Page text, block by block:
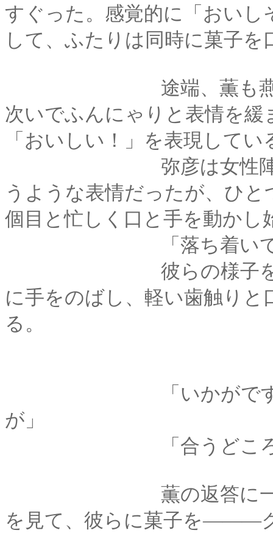
すぐった。感覚的に「おい
して、ふたりは同時に菓子を
途端、薫も燕も驚い
次いでふんにゃりと表情を
「おいしい！」を表現して
弥彦は女性陣の反応
うような表情だったが、ひ
個目と忙しく口と手を動かし
「落ち着いて食べな
彼らの様子を笑って
に手をのばし、軽い歯触り
る。
「いかがですかね、
が」
「合うどころか！と
薫の返答に一同はう
を見て、彼らに菓子を―――